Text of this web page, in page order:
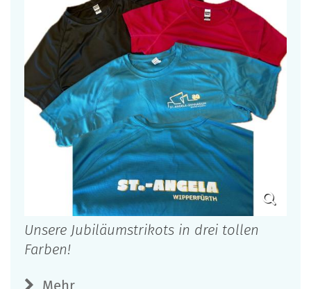
Unsere Jubiläumstrikots in drei tollen
Farben!